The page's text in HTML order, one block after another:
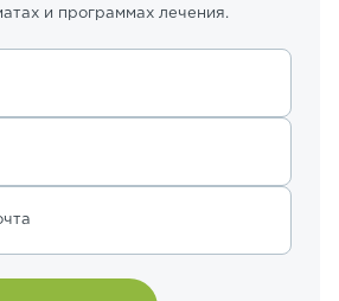
и программах лечения.